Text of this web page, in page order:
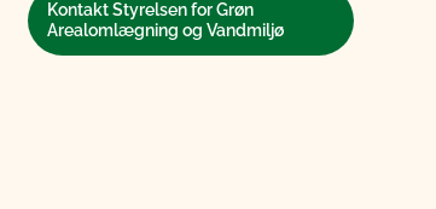
Kontakt Styrelsen for Grøn
Arealomlægning og Vandmiljø